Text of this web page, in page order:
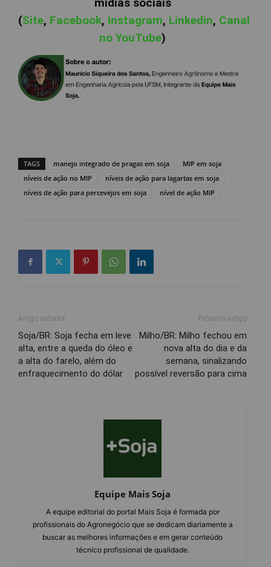
mídias sociais
(Site, Facebook, Instagram, Linkedin, Canal
no YouTube)
TAGS manejo integrado de pragas em soja
MIP em soja
níveis de ação no MIP
níveis de ação para lagartas em soja
níveis de ação para percevejos em soja
nível de ação MIP
Artigo anterior
Soja/BR: Soja fecha em leve
alta, entre a queda do óleo e
a alta do farelo, além do
enfraquecimento do dólar
Próximo artigo
Milho/BR: Milho fechou em
nova alta do dia e da
semana, sinalizando
possível reversão para cima
Equipe Mais Soja
A equipe editorial do portal Mais Soja é formada por
profissionais do Agronegócio que se dedicam diariamente a
buscar as melhores informações e em gerar conteúdo
técnico profissional de qualidade.